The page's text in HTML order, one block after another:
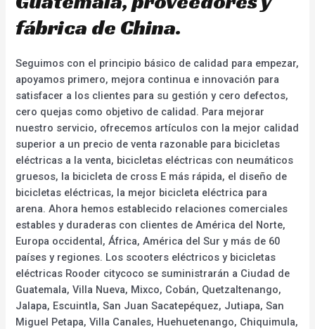
fábrica de China.
Seguimos con el principio básico de calidad para empezar,
apoyamos primero, mejora continua e innovación para
satisfacer a los clientes para su gestión y cero defectos,
cero quejas como objetivo de calidad. Para mejorar
nuestro servicio, ofrecemos artículos con la mejor calidad
superior a un precio de venta razonable para bicicletas
eléctricas a la venta, bicicletas eléctricas con neumáticos
gruesos, la bicicleta de cross E más rápida, el diseño de
bicicletas eléctricas, la mejor bicicleta eléctrica para
arena. Ahora hemos establecido relaciones comerciales
estables y duraderas con clientes de América del Norte,
Europa occidental, África, América del Sur y más de 60
países y regiones. Los scooters eléctricos y bicicletas
eléctricas Rooder citycoco se suministrarán a Ciudad de
Guatemala, Villa Nueva, Mixco, Cobán, Quetzaltenango,
Jalapa, Escuintla, San Juan Sacatepéquez, Jutiapa, San
Miguel Petapa, Villa Canales, Huehuetenango, Chiquimula,